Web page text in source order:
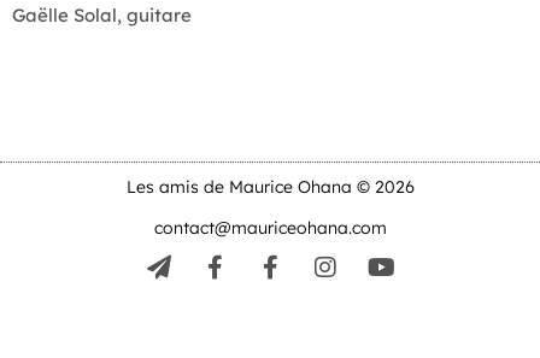
Gaëlle Solal, guitare
Les amis de Maurice Ohana © 2026
contact@mauriceohana.com